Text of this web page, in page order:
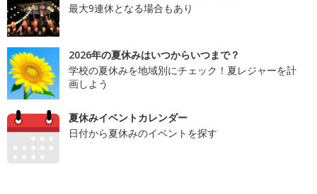
最大9連休となる場合もあり
2026年の夏休みはいつからいつまで？
学校の夏休みを地域別にチェック！夏レジャーを計
画しよう
夏休みイベントカレンダー
日付から夏休みのイベントを探す